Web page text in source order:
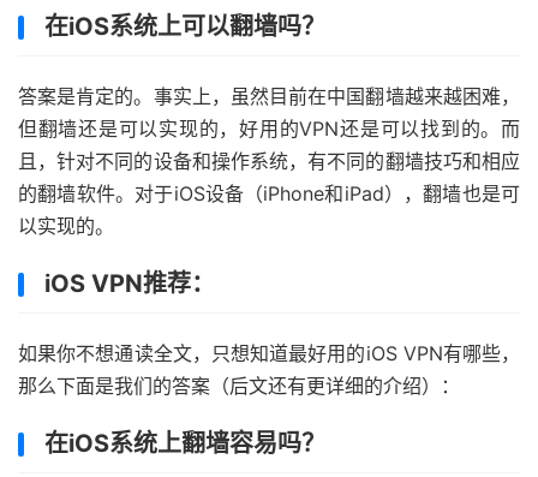
在iOS系统上可以翻墙吗？
答案是肯定的。事实上，虽然目前在中国翻墙越来越困难，
但翻墙还是可以实现的，好用的VPN还是可以找到的。而
且，针对不同的设备和操作系统，有不同的翻墙技巧和相应
的翻墙软件。对于iOS设备（iPhone和iPad），翻墙也是可
以实现的。
iOS VPN推荐：
如果你不想通读全文，只想知道最好用的iOS VPN有哪些，
那么下面是我们的答案（后文还有更详细的介绍）：
在iOS系统上翻墙容易吗？